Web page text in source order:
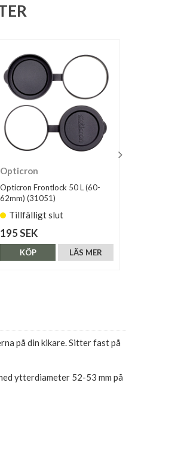
Opticron
Opticron Frontlock 50 L (60-
62mm) (31051)
Tillfälligt slut
195 SEK
LÄS MER
KÖP
på din kikare. Sitter fast på
ytterdiameter 52-53 mm på